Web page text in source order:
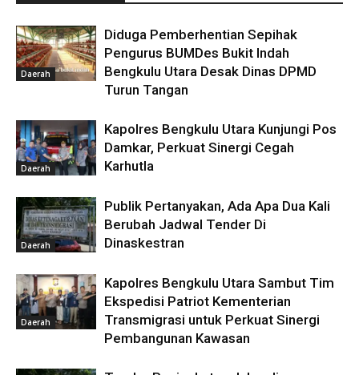
Daerah
Diduga Pemberhentian Sepihak
Pengurus BUMDes Bukit Indah
Bengkulu Utara Desak Dinas DPMD
Turun Tangan
Daerah
Kapolres Bengkulu Utara Kunjungi Pos
Damkar, Perkuat Sinergi Cegah
Karhutla
Daerah
Publik Pertanyakan, Ada Apa Dua Kali
Berubah Jadwal Tender Di
Dinaskestran
Daerah
Kapolres Bengkulu Utara Sambut Tim
Ekspedisi Patriot Kementerian
Transmigrasi untuk Perkuat Sinergi
Pembangunan Kawasan